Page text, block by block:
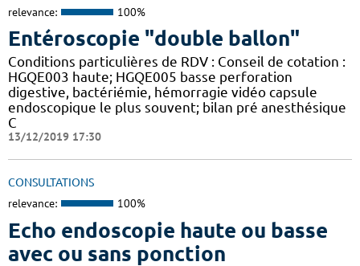
relevance: 100%
Entéroscopie "double ballon"
Conditions particulières de RDV : Conseil de cotation :
HGQE003 haute; HGQE005 basse perforation
digestive, bactériémie, hémorragie vidéo capsule
endoscopique le plus souvent; bilan pré anesthésique
C
13/12/2019 17:30
CONSULTATIONS
relevance: 100%
Echo endoscopie haute ou basse
avec ou sans ponction